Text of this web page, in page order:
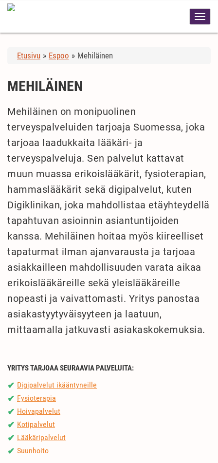
Etusivu » Espoo » Mehiläinen
MEHILÄINEN
Mehiläinen on monipuolinen
terveyspalveluiden tarjoaja Suomessa, joka
tarjoaa laadukkaita lääkäri- ja
terveyspalveluja. Sen palvelut kattavat
muun muassa erikoislääkärit, fysioterapian,
hammaslääkärit sekä digipalvelut, kuten
Digiklinikan, joka mahdollistaa etäyhteydellä
tapahtuvan asioinnin asiantuntijoiden
kanssa. Mehiläinen hoitaa myös kiireelliset
tapaturmat ilman ajanvarausta ja tarjoaa
asiakkailleen mahdollisuuden varata aikaa
erikoislääkäreille sekä yleislääkäreille
nopeasti ja vaivattomasti. Yritys panostaa
asiakastyytyväisyyteen ja laatuun,
mittaamalla jatkuvasti asiakaskokemuksia.
YRITYS TARJOAA SEURAAVIA PALVELUITA:
✔ Digipalvelut ikääntyneille
✔ Fysioterapia
✔ Hoivapalvelut
✔ Kotipalvelut
✔ Lääkäripalvelut
✔ Suunhoito